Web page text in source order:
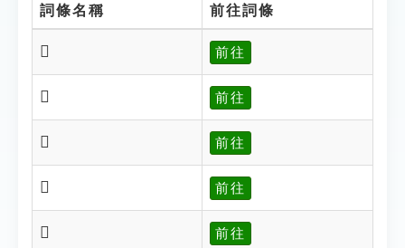
詞條名稱 前往詞條
𩑋 前往
𩑌 前往
𩑍 前往
𩑐 前往
𩑑 前往